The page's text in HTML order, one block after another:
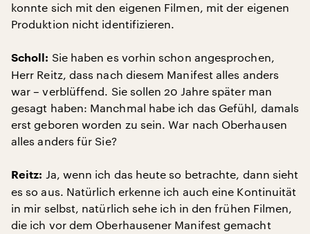
konnte sich mit den eigenen Filmen, mit der eigenen
Produktion nicht identifizieren.
Scholl: Sie haben es vorhin schon angesprochen,
Herr Reitz, dass nach diesem Manifest alles anders
war – verblüffend. Sie sollen 20 Jahre später man
gesagt haben: Manchmal habe ich das Gefühl, damals
erst geboren worden zu sein. War nach Oberhausen
alles anders für Sie?
Reitz: Ja, wenn ich das heute so betrachte, dann sieht
es so aus. Natürlich erkenne ich auch eine Kontinuität
in mir selbst, natürlich sehe ich in den frühen Filmen,
die ich vor dem Oberhausener Manifest gemacht